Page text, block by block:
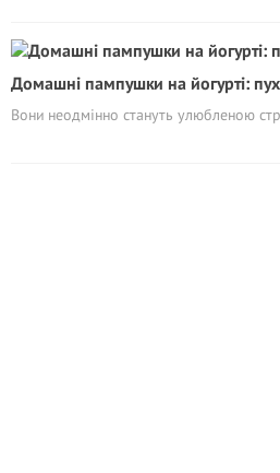
Домашні пампушки на йогурті:
Вони неодмінно стануть улюбленою